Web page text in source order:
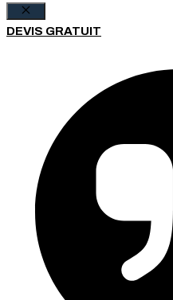
Fermer
DEVIS GRATUIT